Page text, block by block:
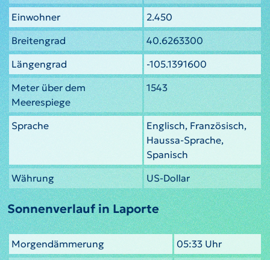
Einwohner
2.450
Breitengrad
40.6263300
Längengrad
-105.1391600
Meter über dem
Meerespiege
1543
Sprache
Englisch, Französisch,
Haussa-Sprache,
Spanisch
Währung
US-Dollar
Sonnenverlauf in Laporte
Morgendämmerung
05:33 Uhr